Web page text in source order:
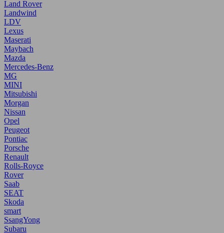
Land Rover
Landwind
LDV
Lexus
Maserati
Maybach
Mazda
Mercedes-Benz
MG
MINI
Mitsubishi
Morgan
Nissan
Opel
Peugeot
Pontiac
Porsche
Renault
Rolls-Royce
Rover
Saab
SEAT
Skoda
smart
SsangYong
Subaru